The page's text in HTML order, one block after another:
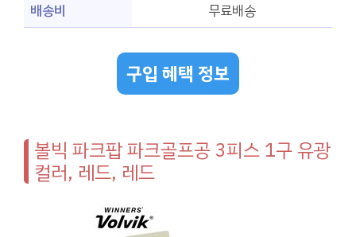
배송비
무료배송
구입 혜택 정보
볼빅 파크팝 파크골프공 3피스 1구 유광
컬러, 레드, 레드